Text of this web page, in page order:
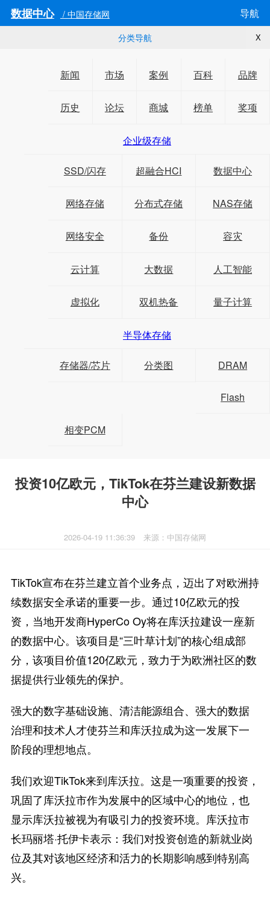
数据中心 / 中国存储网 导航
分类导航 X
新闻 市场 案例 百科 品牌
历史 论坛 商城 榜单 奖项
企业级存储
SSD/闪存 超融合HCI 数据中心
网络存储 分布式存储 NAS存储
网络安全 备份 容灾
云计算 大数据 人工智能
虚拟化 双机热备 量子计算
半导体存储
存储器/芯片 分类图 DRAM
Flash
相变PCM
投资10亿欧元，TikTok在芬兰建设新数据
中心
2026-04-19 11:36:39 来源：中国存储网
TikTok宣布在芬兰建立首个业务点，迈出了对欧洲持
续数据安全承诺的重要一步。通过10亿欧元的投
资，当地开发商HyperCo Oy将在库沃拉建设一座新
的数据中心。该项目是“三叶草计划”的核心组成部
分，该项目价值120亿欧元，致力于为欧洲社区的数
据提供行业领先的保护。
强大的数字基础设施、清洁能源组合、强大的数据
治理和技术人才使芬兰和库沃拉成为这一发展下一
阶段的理想地点。
我们欢迎TikTok来到库沃拉。这是一项重要的投资，
巩固了库沃拉市作为发展中的区域中心的地位，也
显示库沃拉被视为有吸引力的投资环境。库沃拉市
长玛丽塔·托伊卡表示：我们对投资创造的新就业岗
位及其对该地区经济和活力的长期影响感到特别高
兴。